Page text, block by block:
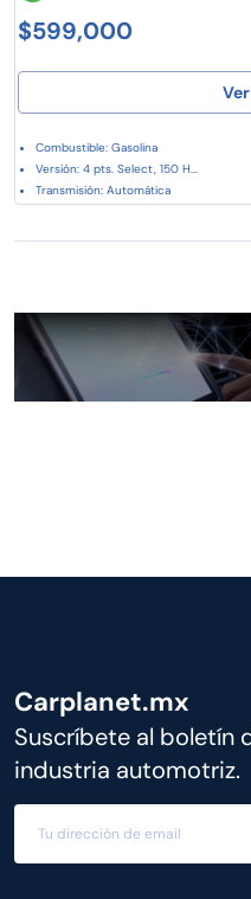
$599,000
Combustible: Gasolina
Versión: 4 pts. Select, 150 H...
Transmisión: Automática
Carplanet.mx
Suscríbete al boletín
industria automotriz.